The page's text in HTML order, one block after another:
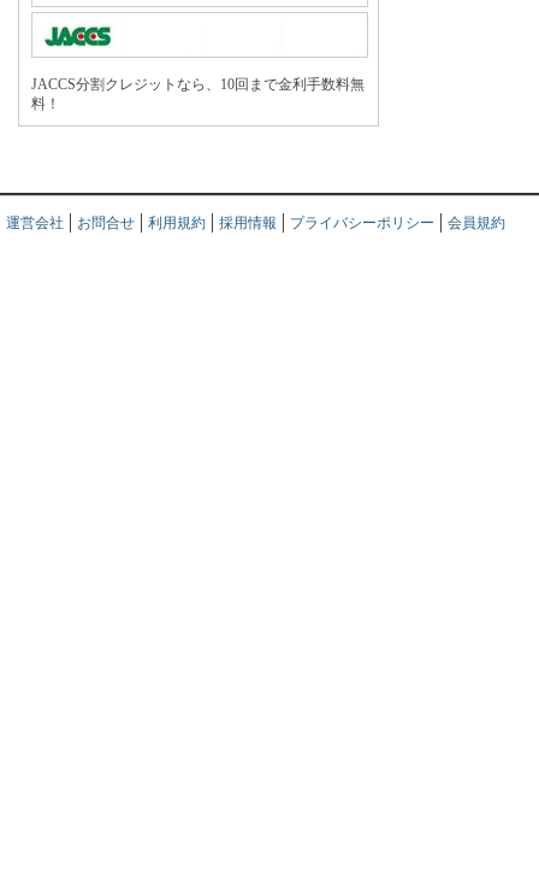
JACCS分割クレジットなら、10回まで金利手数料無
料！
運営会社 お問合せ 利用規約 採用情報 プライバシーポリシー 会員規約